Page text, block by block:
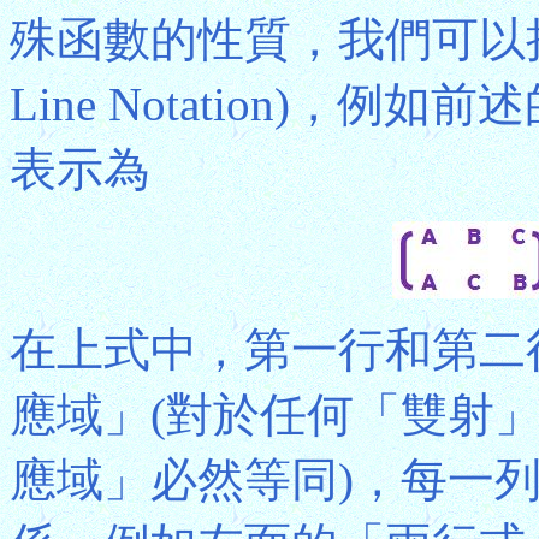
殊函數的性質，我們可
Line Notation)，例如前
表示為
在上式中，第一行和第
應域」(對於任何「雙射
應域」必然等同)，每一